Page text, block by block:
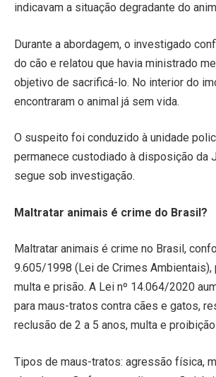
indicavam a situação degradante do
Durante a abordagem, o investigado
do cão e relatou que havia ministrado
objetivo de sacrificá-lo. No interior do
encontraram o animal já sem vida.
O suspeito foi conduzido à unidade
permanece custodiado à disposição da
segue sob investigação.
Maltratar animais é crime do Brasil?
Maltratar animais é crime no Brasil,
9.605/1998 (Lei de Crimes Ambientais),
multa e prisão. A Lei nº 14.064/2020
para maus-tratos contra cães e gatos,
reclusão de 2 a 5 anos, multa e proibição
Tipos de maus-tratos: agressão física,